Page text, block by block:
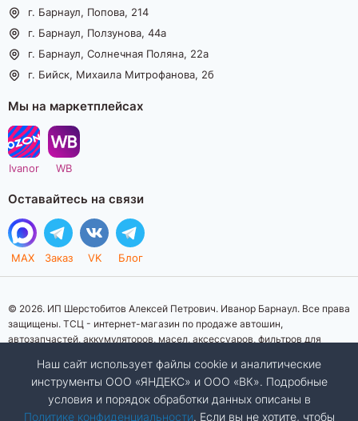
г. Барнаул, Попова, 214
г. Барнаул, Ползунова, 44а
г. Барнаул, Солнечная Поляна, 22а
г. Бийск, Михаила Митрофанова, 2б
Мы на маркетплейсах
Ivanor WB
Оставайтесь на связи
MAX Заказ VK Блог
© 2026. ИП Шерстобитов Алексей Петрович. Иванор Барнаул. Все права
защищены. ТСЦ - интернет-магазин по продаже автошин,
автозапчастей, аккумуляторов, масел, аксессуаров, фильтров для
информационный характер. Представленная информация о товарах, их
стоимости, характеристик, фото, наличия на складе ни при каких
условиях не является публичной офертой, определяемой положениями
Статьи 437 (2) Гражданского кодекса Российской Федерации.
Наш сайт использует файлы cookie и аналитические
инструменты ООО «ЯНДЕКС» и ООО «ВК». Подробные
условия и порядок обработки данных описаны в
Политике конфиденциальности. Если вы не хотите, чтобы